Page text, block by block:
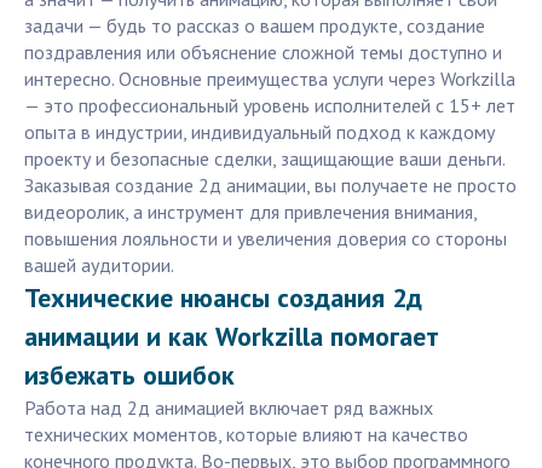
задачи — будь то рассказ о вашем продукте, создание
поздравления или объяснение сложной темы доступно и
интересно. Основные преимущества услуги через Workzilla
— это профессиональный уровень исполнителей с 15+ лет
опыта в индустрии, индивидуальный подход к каждому
проекту и безопасные сделки, защищающие ваши деньги.
Заказывая создание 2д анимации, вы получаете не просто
видеоролик, а инструмент для привлечения внимания,
повышения лояльности и увеличения доверия со стороны
вашей аудитории.
Технические нюансы создания 2д
анимации и как Workzilla помогает
избежать ошибок
Работа над 2д анимацией включает ряд важных
технических моментов, которые влияют на качество
конечного продукта. Во-первых, это выбор программного